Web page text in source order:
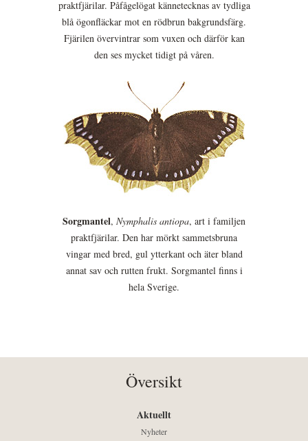
praktfjärilar. Påfågelögat kännetecknas av tydliga
blå ögonfläckar mot en rödbrun bakgrundsfärg.
Fjärilen övervintrar som vuxen och därför kan
den ses mycket tidigt på våren.
Sorgmantel, Nymphalis antiopa, art i familjen
praktfjärilar. Den har mörkt sammetsbruna
vingar med bred, gul ytterkant och äter bland
annat sav och rutten frukt. Sorgmantel finns i
hela Sverige.
Översikt
Aktuellt
Nyheter